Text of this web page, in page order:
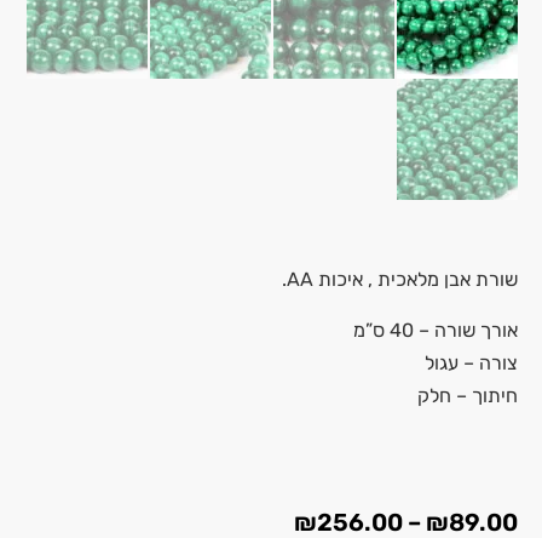
שורת אבן מלאכית , איכות AA.
אורך שורה – 40 ס”מ
צורה – עגול
חיתוך – חלק
₪89.00
–
₪256.00